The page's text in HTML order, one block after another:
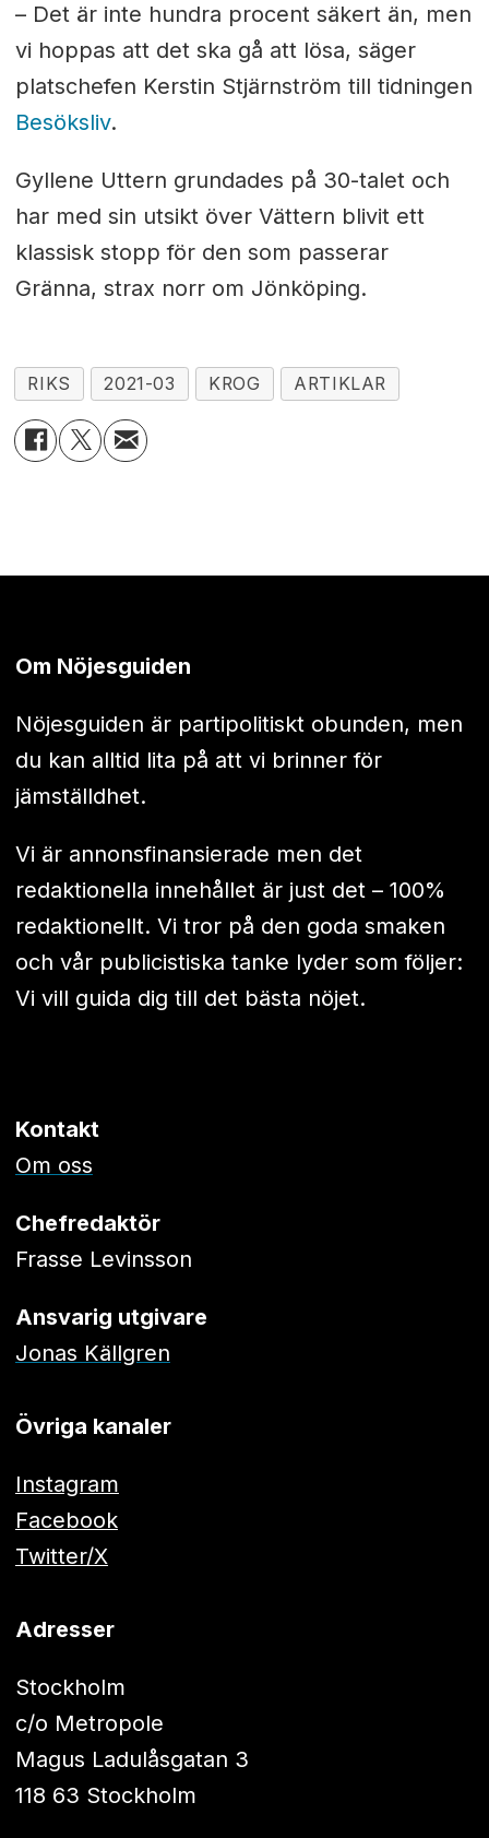
– Det är inte hundra procent säkert än, men
vi hoppas att det ska gå att lösa, säger
platschefen Kerstin Stjärnström till tidningen
Besöksliv.
Gyllene Uttern grundades på 30-talet och
har med sin utsikt över Vättern blivit ett
klassisk stopp för den som passerar
Gränna, strax norr om Jönköping.
RIKS 2021-03 KROG ARTIKLAR
Om Nöjesguiden
Nöjesguiden är partipolitiskt obunden, men
du kan alltid lita på att vi brinner för
jämställdhet.
Vi är annonsfinansierade men det
redaktionella innehållet är just det – 100%
redaktionellt. Vi tror på den goda smaken
och vår publicistiska tanke lyder som följer:
Vi vill guida dig till det bästa nöjet.
Kontakt
Om oss
Chefredaktör
Frasse Levinsson
Ansvarig utgivare
Jonas Källgren
Övriga kanaler
Instagram
Facebook
Twitter/X
Adresser
Stockholm
c/o Metropole
Magus Ladulåsgatan 3
118 63 Stockholm